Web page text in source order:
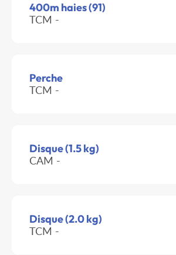
400m haies (91)
TCM -
Perche
TCM -
Disque (1.5 kg)
CAM -
Disque (2.0 kg)
TCM -